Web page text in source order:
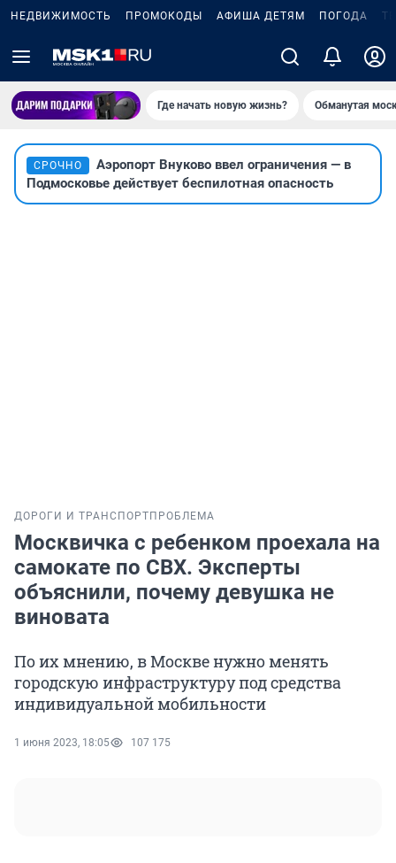
НЕДВИЖИМОСТЬ ПРОМОКОДЫ АФИША ДЕТЯМ ПОГОДА
Где начать новую жизнь? Обманутая
СРОЧНО
Аэропорт Внуково ввел ограничения — в
Подмосковье действует беспилотная опасность
ДОРОГИ И ТРАНСПОРТ ПРОБЛЕМА
Москвичка с ребенком проехала на
самокате по СВХ. Эксперты
объяснили, почему девушка не
виновата
По их мнению, в Москве нужно менять
городскую инфраструктуру под средства
индивидуальной мобильности
1 июня 2023, 18:05 107 175